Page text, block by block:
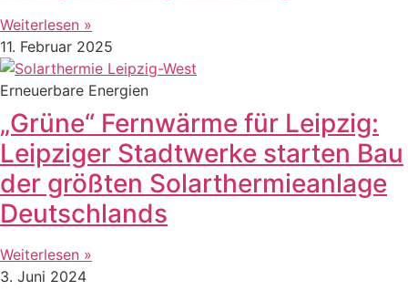
Weiterlesen »
11. Februar 2025
Erneuerbare Energien
„Grüne“ Fernwärme für Leipzig:
Leipziger Stadtwerke starten Bau
der größten Solarthermieanlage
Deutschlands
Weiterlesen »
3. Juni 2024